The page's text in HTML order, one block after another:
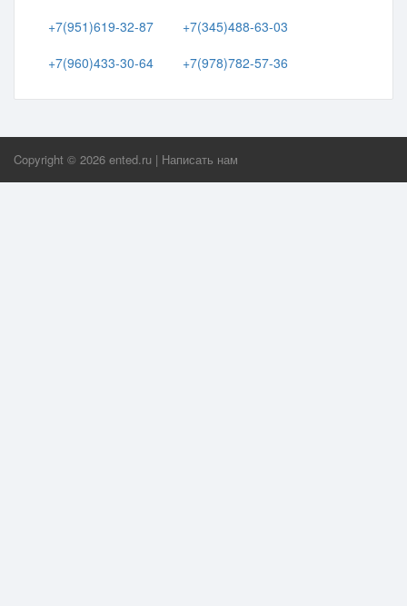
+7(951)619-32-87
+7(345)488-63-03
+7(960)433-30-64
+7(978)782-57-36
Copyright © 2026 ented.ru | Написать нам